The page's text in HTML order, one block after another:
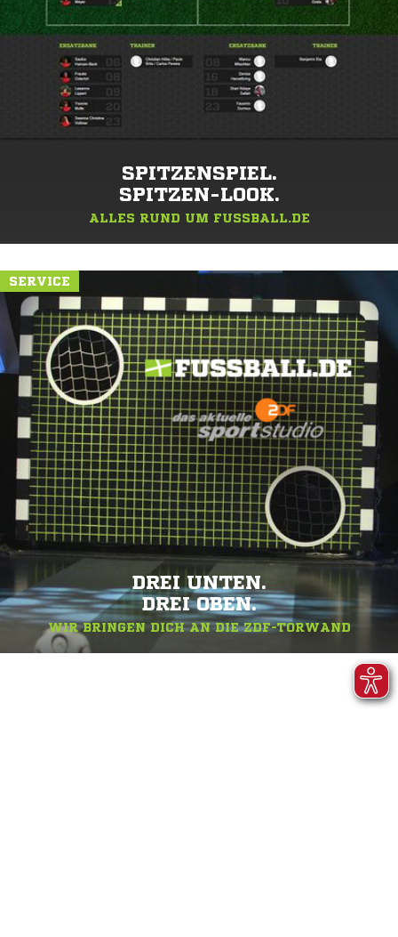
SPITZENSPIEL.
SPITZEN-LOOK.
ALLES RUND UM FUSSBALL.DE
SERVICE
DREI UNTEN.
DREI OBEN.
WIR BRINGEN DICH AN DIE ZDF-TORWAND